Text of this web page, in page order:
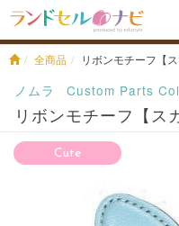
全商品 リボンモチーフ【ス
ノムラ Custom Parts
リボンモチーフ【ス